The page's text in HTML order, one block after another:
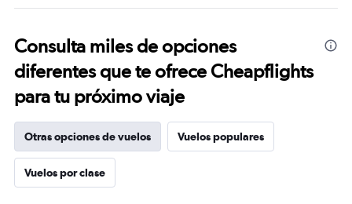
Consulta miles de opciones
diferentes que te ofrece Cheapflights
para tu próximo viaje
Otras opciones de vuelos Vuelos populares
Vuelos por clase